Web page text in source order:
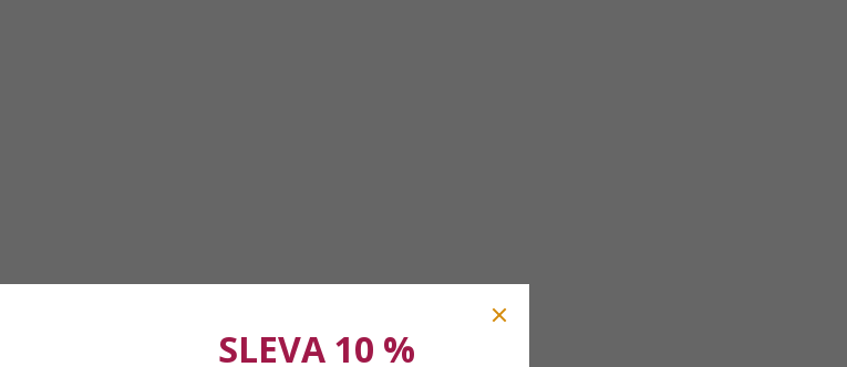
SLEVA 10 %